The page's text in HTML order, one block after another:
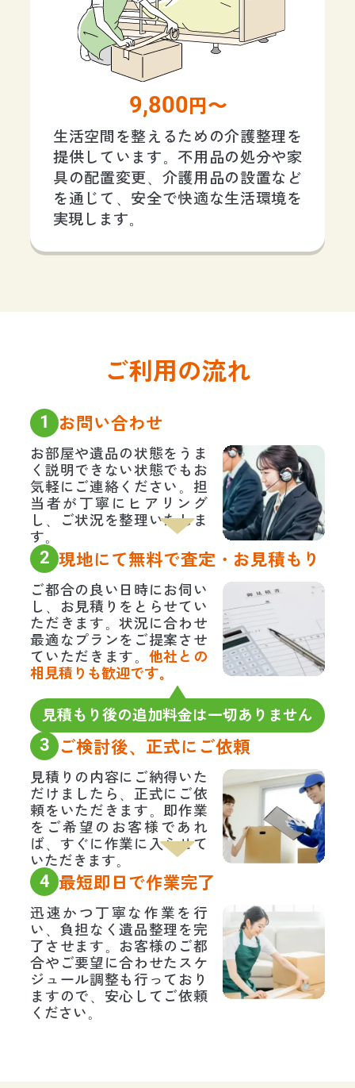
9,800 円〜
生活空間を整えるための介護整理を
提供しています。不用品の処分や家
具の配置変更、介護用品の設置など
を通じて、安全で快適な生活環境を
実現します。
ご利用の流れ
1 お問い合わせ
お部屋や遺品の状態をうま
く説明できない状態でもお
気軽にご連絡ください。担
当者が丁寧にヒアリング
し、ご状況を整理いたしま
す。
2 現地にて無料で査定・お見積もり
ご都合の良い日時にお伺い
し、お見積りをとらせてい
ただきます。状況に合わせ
最適なプランをご提案させ
ていただきます。 他社との
相見積りも歓迎です。
見積もり後の追加料金は一切ありません
3 ご検討後、正式にご依頼
見積りの内容にご納得いた
だけましたら、正式にご依
頼をいただきます。即作業
をご希望のお客様であれ
ば、すぐに作業に入らせて
いただきます。
4 最短即日で作業完了
迅速かつ丁寧な作業を行
い、負担なく遺品整理を完
了させます。お客様のご都
合やご要望に合わせたスケ
ジュール調整も行っており
ますので、安心してご依頼
ください。